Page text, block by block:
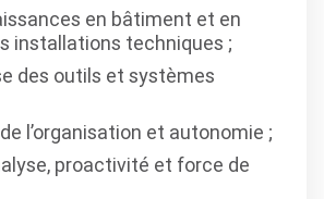
en bâtiment et en
installations techniques ;
des outils et systèmes
l’organisation et autonomie ;
proactivité et force de